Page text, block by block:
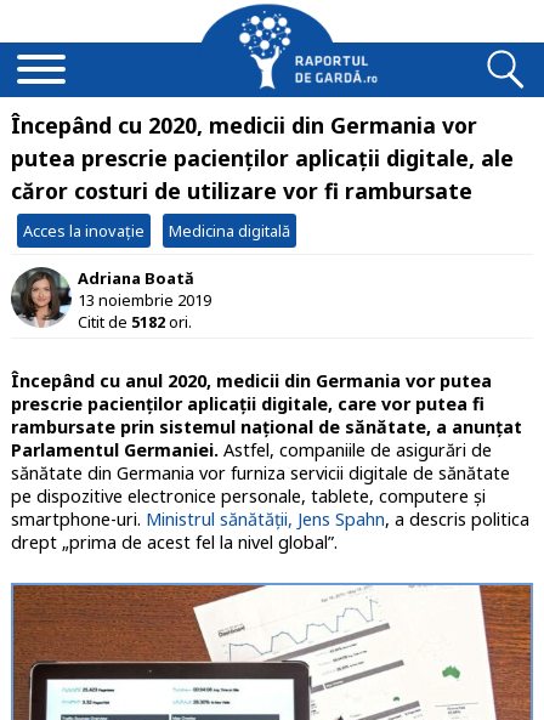
Începând cu 2020, medicii din Germania vor
putea prescrie pacienților aplicații digitale, ale
căror costuri de utilizare vor fi rambursate
Acces la inovație Medicina digitală
Adriana Boată
13 noiembrie 2019
Citit de 5182ori.
Începând cu anul 2020, medicii din Germania vor putea
prescrie pacienților aplicații digitale, care vor putea fi
rambursate prin sistemul național de sănătate, a anunțat
Parlamentul Germaniei.Astfel, companiile de asigurări de
sănătate din Germania vor furniza servicii digitale de sănătate
pe dispozitive electronice personale, tablete, computere și
smartphone-uri. Ministrul sănătății, Jens Spahn, a descris politica
drept „prima de acest fel la nivel global”.